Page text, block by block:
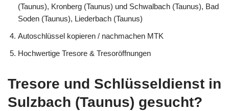
(Taunus), Kronberg (Taunus) und Schwalbach (Taunus), Bad
Soden (Taunus), Liederbach (Taunus)
Autoschlüssel kopieren / nachmachen MTK
Hochwertige Tresore & Tresoröffnungen
Tresore und Schlüsseldienst in
Sulzbach (Taunus) gesucht?